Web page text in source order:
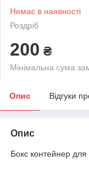
Немає в наявності
Роздріб
200 ₴
Мінімальна сума
Опис Відгуки
Опис
Бокс контейнер для